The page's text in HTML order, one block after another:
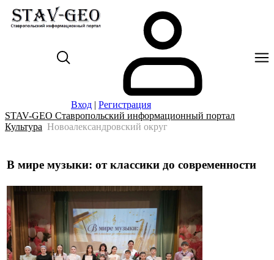
Вход | Регистрация
STAV-GEO Ставропольский информационный портал
Культура Новоалександровский округ
В мире музыки: от классики до современности